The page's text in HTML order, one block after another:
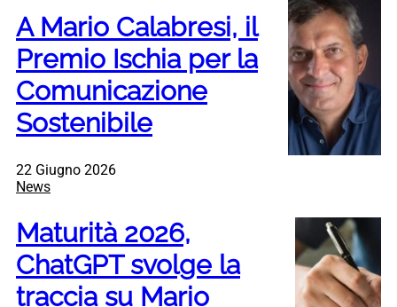
A Mario Calabresi, il
Premio Ischia per la
Comunicazione
Sostenibile
22 Giugno 2026
News
Maturità 2026,
ChatGPT svolge la
traccia su Mario